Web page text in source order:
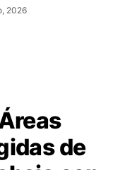
2026
de